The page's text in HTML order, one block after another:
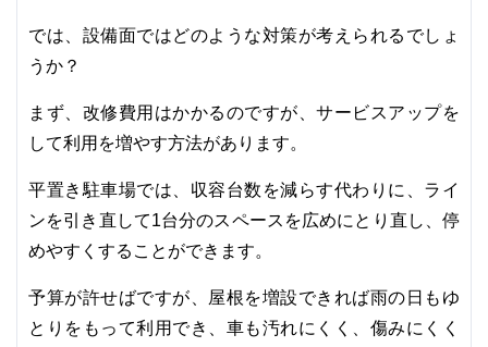
では、設備面ではどのような対策が考えられるでしょ
うか？
まず、改修費用はかかるのですが、サービスアップを
して利用を増やす方法があります。
平置き駐車場では、収容台数を減らす代わりに、ライ
ンを引き直して1台分のスペースを広めにとり直し、停
めやすくすることができます。
予算が許せばですが、屋根を増設できれば雨の日もゆ
とりをもって利用でき、車も汚れにくく、傷みにくく